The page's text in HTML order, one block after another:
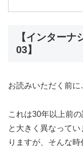
【インター
03】
お読みいただく前
これは30年以上前
と大きく異なって
りますが、そんな